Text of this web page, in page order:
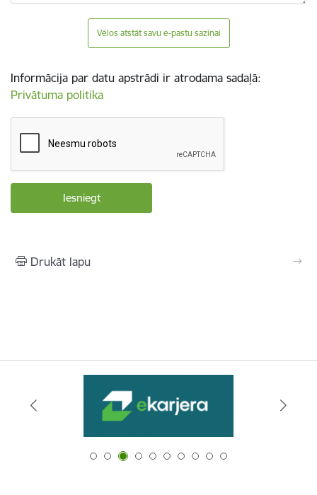
Vēlos atstāt savu e-pastu saziņai
Informācija par datu apstrādi ir atrodama sadaļā:
Privātuma politika
Drukāt lapu